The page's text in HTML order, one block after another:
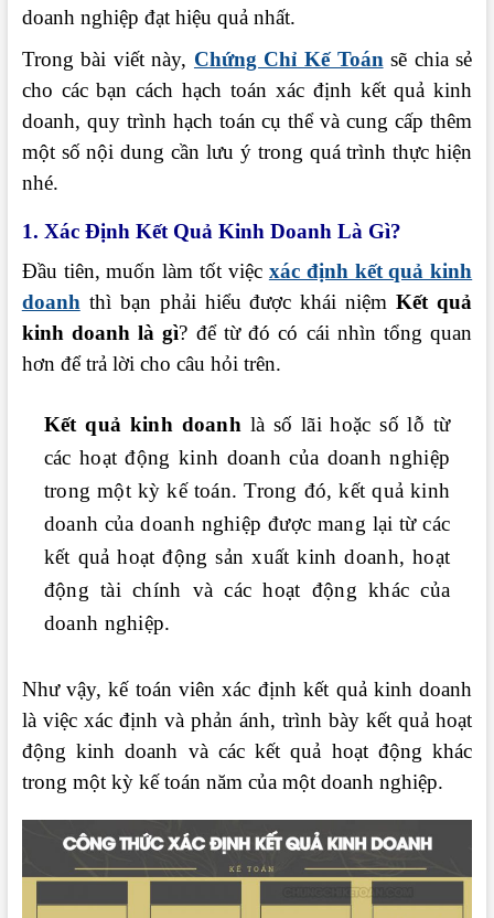
doanh nghiệp đạt hiệu quả nhất.
Trong bài viết này, Chứng Chỉ Kế Toánsẽ chia sẻ
cho các bạn cách hạch toán xác định kết quả kinh
doanh, quy trình hạch toán cụ thể và cung cấp thêm
một số nội dung cần lưu ý trong quá trình thực hiện
nhé.
1. Xác Định Kết Quả Kinh Doanh Là Gì?
Đầu tiên, muốn làm tốt việc xác định kết quả kinh
doanhthì bạn phải hiểu được khái niệmKết quả
kinh doanh là gì? để từ đó có cái nhìn tổng quan
hơn để trả lời cho câu hỏi trên.
Kết quả kinh doanh là số lãi hoặc số lỗ từ
các hoạt động kinh doanh của doanh nghiệp
trong một kỳ kế toán. Trong đó, kết quả kinh
doanh của doanh nghiệp được mang lại từ các
kết quả hoạt động sản xuất kinh doanh, hoạt
động tài chính và các hoạt động khác của
doanh nghiệp.
Như vậy, kế toán viên xác định kết quả kinh doanh
là việc xác định và phản ánh, trình bày kết quả hoạt
động kinh doanh và các kết quả hoạt động khác
trong một kỳ kế toán năm của một doanh nghiệp.